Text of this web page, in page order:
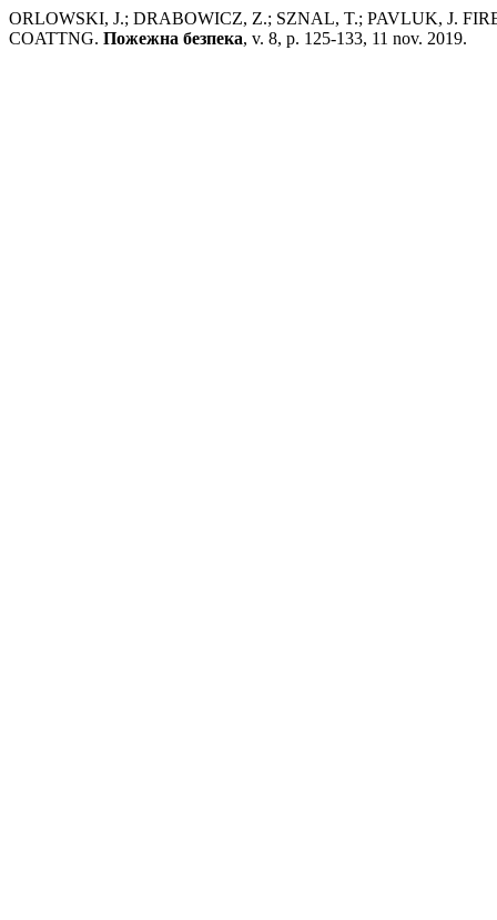
ORLOWSKI, J.; DRABOWICZ, Z.; SZNAL, T.; PAVLUK, J.
COATTNG. Пожежна безпека, v. 8, p. 125-133, 11 nov. 2019.